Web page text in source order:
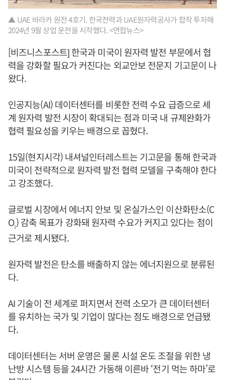
▲ UAE 바라카 원전 4호기. 한국전력과 UAE원자력공사가 합작 투자해
2024년 9월 상업 운전을 시작했다. <연합뉴스>
[비즈니스포스트] 한국과 미국이 원자력 발전 부문에서 협
력을 강화할 필요가 커진다는 외교안보 전문지 기고문이 나
왔다.
인공지능(AI) 데이터센터를 비롯한 전력 수요 급증으로 세
계 원자력 발전 시장이 확대되는 점과 미국 내 규제완화가
협력 필요성을 키우는 배경으로 꼽혔다.
15일(현지시각) 내셔널인터레스트는 기고문을 통해 한국과
미국이 전략적으로 원자력 발전 협력 모델을 구축해야 한다
고 강조했다.
글로벌 시장에서 에너지 안보 및 온실가스인 이산화탄소(C
O2) 감축 목표가 강화돼 원자력 수요가 커지고 있다는 점이
근거로 제시됐다.
원자력 발전은 탄소를 배출하지 않는 에너지원으로 분류된
다.
AI 기술이 전 세계로 퍼지면서 전력 소모가 큰 데이터센터
를 유치하는 국가 및 기업이 많다는 점도 배경으로 언급됐
다.
데이터센터는 서버 운영은 물론 시설 온도 조절을 위한 냉
난방 시스템 등을 24시간 가동해 이른바 ‘전기 먹는 하마’로